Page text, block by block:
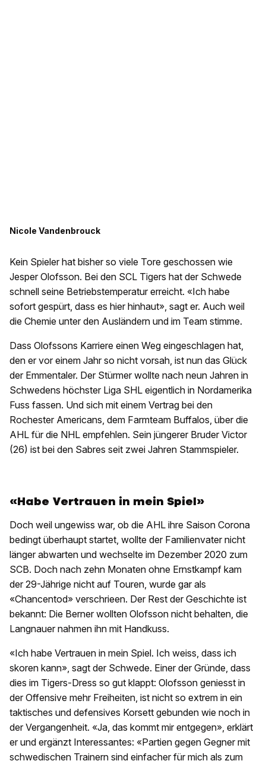
Nicole Vandenbrouck
Kein Spieler hat bisher so viele Tore geschossen wie
Jesper Olofsson. Bei den SCL Tigers hat der Schwede
schnell seine Betriebstemperatur erreicht. «Ich habe
sofort gespürt, dass es hier hinhaut», sagt er. Auch weil
die Chemie unter den Ausländern und im Team stimme.
Dass Olofssons Karriere einen Weg eingeschlagen hat,
den er vor einem Jahr so nicht vorsah, ist nun das Glück
der Emmentaler. Der Stürmer wollte nach neun Jahren in
Schwedens höchster Liga SHL eigentlich in Nordamerika
Fuss fassen. Und sich mit einem Vertrag bei den
Rochester Americans, dem Farmteam Buffalos, über die
AHL für die NHL empfehlen. Sein jüngerer Bruder Victor
(26) ist bei den Sabres seit zwei Jahren Stammspieler.
«Habe Vertrauen in mein Spiel»
Doch weil ungewiss war, ob die AHL ihre Saison Corona
bedingt überhaupt startet, wollte der Familienvater nicht
länger abwarten und wechselte im Dezember 2020 zum
SCB. Doch nach zehn Monaten ohne Ernstkampf kam
der 29-Jährige nicht auf Touren, wurde gar als
«Chancentod» verschrieen. Der Rest der Geschichte ist
bekannt: Die Berner wollten Olofsson nicht behalten, die
Langnauer nahmen ihn mit Handkuss.
«Ich habe Vertrauen in mein Spiel. Ich weiss, dass ich
skoren kann», sagt der Schwede. Einer der Gründe, dass
dies im Tigers-Dress so gut klappt: Olofsson geniesst in
der Offensive mehr Freiheiten, ist nicht so extrem in ein
taktisches und defensives Korsett gebunden wie noch in
der Vergangenheit. «Ja, das kommt mir entgegen», erklärt
er und ergänzt Interessantes: «Partien gegen Gegner mit
schwedischen Trainern sind einfacher für mich als zum